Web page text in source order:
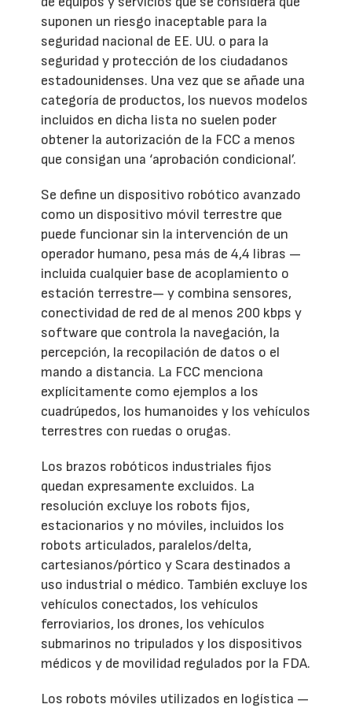
suponen un riesgo inaceptable para la
seguridad nacional de EE. UU. o para la
seguridad y protección de los ciudadanos
estadounidenses. Una vez que se añade una
categoría de productos, los nuevos modelos
incluidos en dicha lista no suelen poder
obtener la autorización de la FCC a menos
que consigan una ‘aprobación condicional’.
Se define un dispositivo robótico avanzado
como un dispositivo móvil terrestre que
puede funcionar sin la intervención de un
operador humano, pesa más de 4,4 libras —
incluida cualquier base de acoplamiento o
estación terrestre— y combina sensores,
conectividad de red de al menos 200 kbps y
software que controla la navegación, la
percepción, la recopilación de datos o el
mando a distancia. La FCC menciona
explícitamente como ejemplos a los
cuadrúpedos, los humanoides y los vehículos
terrestres con ruedas o orugas.
Los brazos robóticos industriales fijos
quedan expresamente excluidos. La
resolución excluye los robots fijos,
estacionarios y no móviles, incluidos los
robots articulados, paralelos/delta,
cartesianos/pórtico y Scara destinados a
uso industrial o médico. También excluye los
vehículos conectados, los vehículos
ferroviarios, los drones, los vehículos
submarinos no tripulados y los dispositivos
médicos y de movilidad regulados por la FDA.
Los robots móviles utilizados en logística —